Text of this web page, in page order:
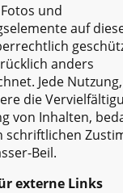
und
auf
anders
Jede Nutzung,
die
von Inhalten,
schriftlichen
Beil.
externe Links